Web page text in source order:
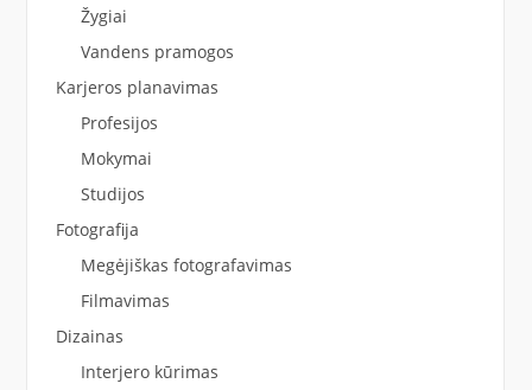
Žygiai
Vandens pramogos
Karjeros planavimas
Profesijos
Mokymai
Studijos
Fotografija
Megėjiškas fotografavimas
Filmavimas
Dizainas
Interjero kūrimas